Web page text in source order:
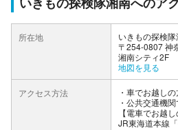
所在地
いきもの探検
〒254-0807 神
湘南シティ2F
地図を見る
アクセス方法
車でお越しの
公共交通機
【電車でお越し
JR東海道本線